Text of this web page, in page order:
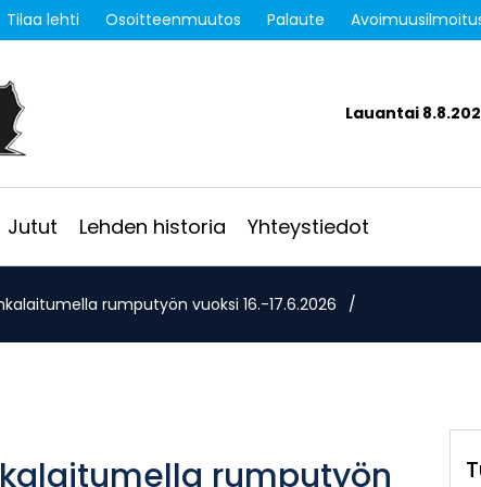
Tilaa lehti Osoitteenmuutos Palaute
Lauantai
Jutut Lehden historia Yhteystiedot
rumputyön vuoksi 16.-17.6.2026 /
rumputyön